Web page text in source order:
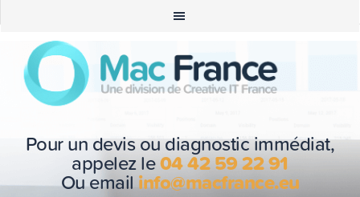
Pour un devis ou diagnostic immédiat,
appelez le04 42 59 22 91
Ou emailinfo@macfrance.eu